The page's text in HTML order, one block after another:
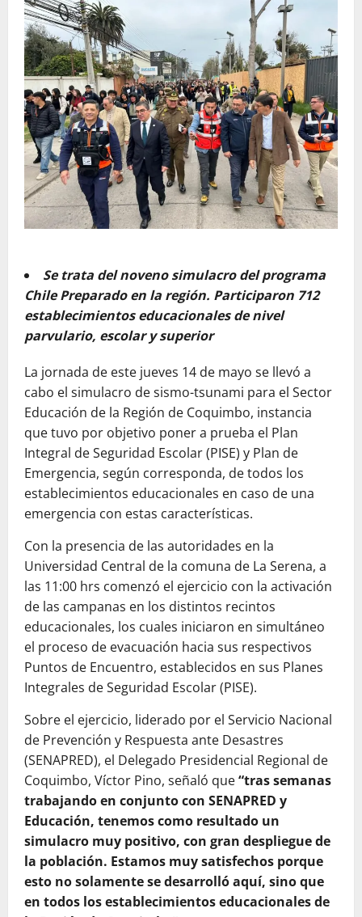
Se trata del noveno simulacro del programa
Chile Preparado en la región. Participaron 712
establecimientos educacionales de nivel
parvulario, escolar y superior
La jornada de este jueves 14 de mayo se llevó a
cabo el simulacro de sismo-tsunami para el Sector
Educación de la Región de Coquimbo, instancia
que tuvo por objetivo poner a prueba el Plan
Integral de Seguridad Escolar (PISE) y Plan de
Emergencia, según corresponda, de todos los
establecimientos educacionales en caso de una
emergencia con estas características.
Con la presencia de las autoridades en la
Universidad Central de la comuna de La Serena, a
las 11:00 hrs comenzó el ejercicio con la activación
de las campanas en los distintos recintos
educacionales, los cuales iniciaron en simultáneo
el proceso de evacuación hacia sus respectivos
Puntos de Encuentro, establecidos en sus Planes
Integrales de Seguridad Escolar (PISE).
Sobre el ejercicio, liderado por el Servicio Nacional
de Prevención y Respuesta ante Desastres
(SENAPRED), el Delegado Presidencial Regional de
Coquimbo, Víctor Pino, señaló que“tras semanas
trabajando en conjunto con SENAPRED y
Educación, tenemos como resultado un
simulacro muy positivo, con gran despliegue de
la población. Estamos muy satisfechos porque
esto no solamente se desarrolló aquí, sino que
en todos los establecimientos educacionales de